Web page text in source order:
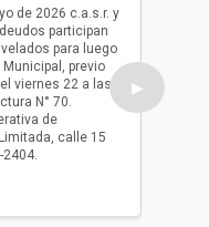
de 2026 c.a.s.r. y
participan
para luego
previo
viernes 22 a las
N° 70.
de
calle 15
2404.
ser
oficio
▶